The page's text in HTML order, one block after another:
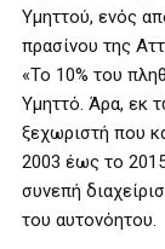
Υμηττού, ενός
πρασίνου της
«Το 10% του
Υμηττό. Άρα, εκ
ξεχωριστή που
2003 έως το
συνεπή
του αυτονόητου.